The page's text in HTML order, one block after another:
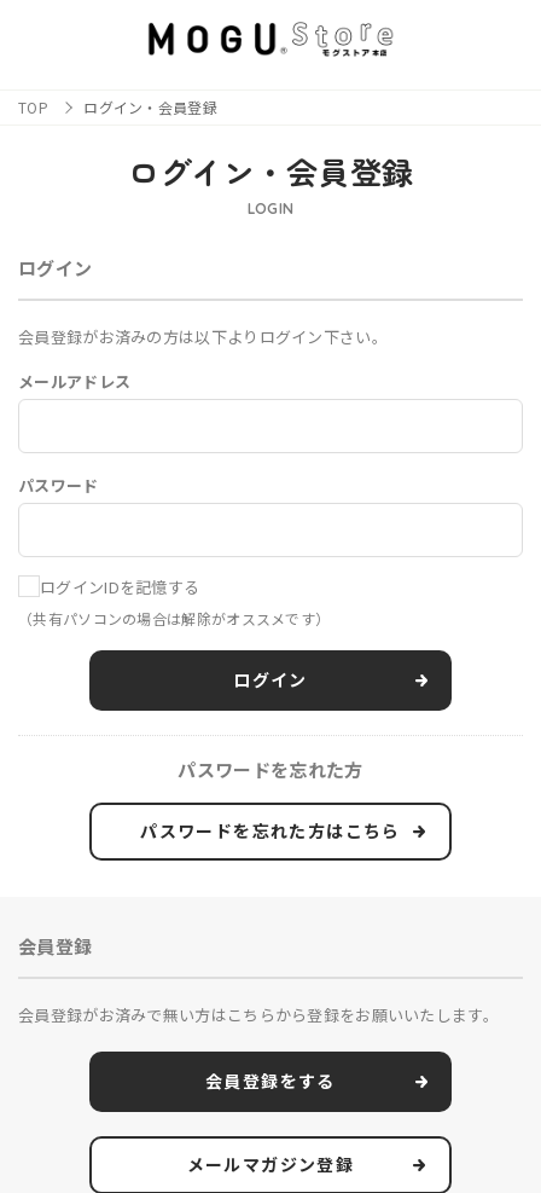
TOP ログイン・会員登録
ログイン・会員登録
LOGIN
ログイン
会員登録がお済みの方は以下よりログイン下さい。
メールアドレス
パスワード
ログインIDを記憶する
（共有パソコンの場合は解除がオススメです）
ログイン
パスワードを忘れた方
パスワードを忘れた方はこちら
会員登録
会員登録がお済みで無い方はこちらから登録をお願いいたします。
会員登録をする
メールマガジン登録